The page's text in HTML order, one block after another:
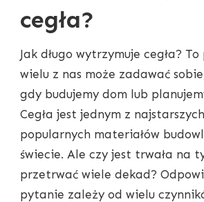
cegła?
Jak długo wytrzymuje cegła?
wielu z nas może zadawać
gdy budujemy dom lub
Cegła jest jednym z
popularnych materiałów
świecie. Ale czy jest trwała na
przetrwać wiele dekad?
pytanie zależy od wielu